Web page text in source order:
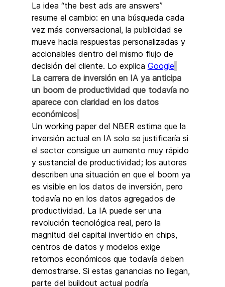
La idea “the best ads are answers”
resume el cambio: en una búsqueda cada
vez más conversacional, la publicidad se
mueve hacia respuestas personalizadas y
accionables dentro del mismo flujo de
decisión del cliente. Lo explica Google
La carrera de inversión en IA ya anticipa
un boom de productividad que todavía no
aparece con claridad en los datos
económicos
Un working paper del NBER estima que la
inversión actual en IA solo se justificaría si
el sector consigue un aumento muy rápido
y sustancial de productividad; los autores
describen una situación en que el boom ya
es visible en los datos de inversión, pero
todavía no en los datos agregados de
productividad. La IA puede ser una
revolución tecnológica real, pero la
magnitud del capital invertido en chips,
centros de datos y modelos exige
retornos económicos que todavía deben
demostrarse. Si estas ganancias no llegan,
parte del buildout actual podría